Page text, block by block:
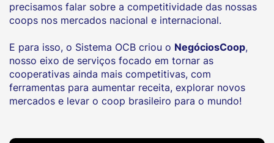
precisamos falar sobre a competitividade das nossas
coops nos mercados nacional e internacional.
E para isso, o Sistema OCB criou o NegóciosCoop,
nosso eixo de serviços focado em tornar as
cooperativas ainda mais competitivas, com
ferramentas para aumentar receita, explorar novos
mercados e levar o coop brasileiro para o mundo!